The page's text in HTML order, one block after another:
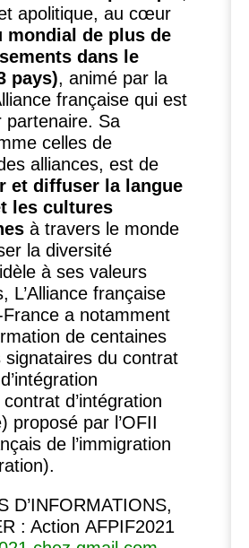
apolitique, au cœur
mondial de plus de
dans le
pays), animé par la
française qui est
partenaire. Sa
celles de
alliances, est de
et diffuser la langue
les cultures
à travers le monde
la diversité
à ses valeurs
L’Alliance française
a notamment
de centaines
signataires du contrat
contrat d’intégration
proposé par l’OFII
de l’immigration
D’INFORMATIONS,
: Action AFPIF2021